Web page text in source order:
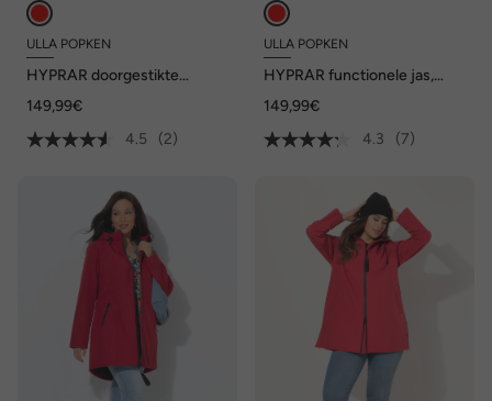
ULLA POPKEN
HYPRAR doorgestikte
capuchon, weerbestendig
149,99€
4.5
(2)
ULLA POPKEN
HYPRAR functionele jas,
149,99€
4.3
(7)